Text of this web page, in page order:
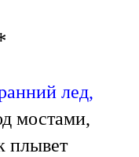
лед,
мостами,
плывет